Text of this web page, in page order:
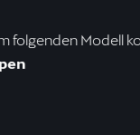
folgenden Modell